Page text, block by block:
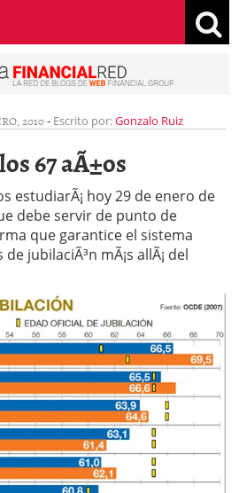
2010- Escrito por:Gonzalo Ruiz
67 aÃ±os
estudiarÃ¡ hoy 29 de enero de
debe servir de punto de
que garantice el sistema
jubilaciÃ³n mÃ¡s allÃ¡ del